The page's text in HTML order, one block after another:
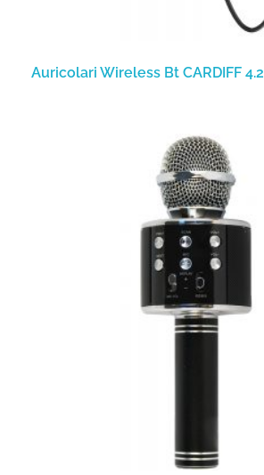
Auricolari Wireless Bt CARDIFF 4.2